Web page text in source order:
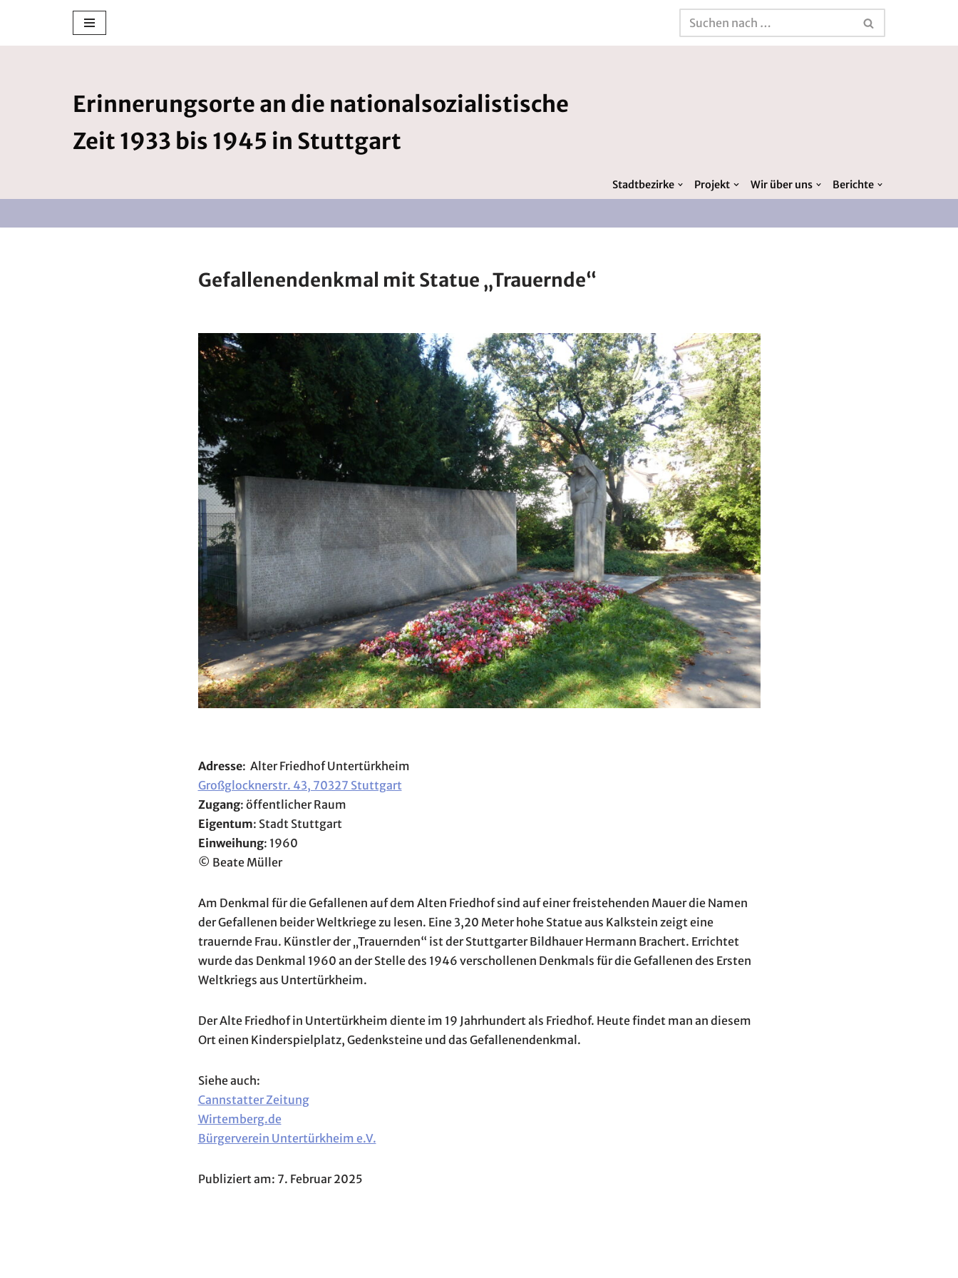
Erinnerungsorte an die nationalsozialistische
Zeit 1933 bis 1945 in Stuttgart
Stadtbezirke Projekt Wir über uns Berichte
Gefallenendenkmal mit Statue „Trauernde“
Adresse: Alter Friedhof Untertürkheim
Großglocknerstr. 43, 70327 Stuttgart
Zugang: öffentlicher Raum
Eigentum: Stadt Stuttgart
Einweihung: 1960
© Beate Müller
Am Denkmal für die Gefallenen auf dem Alten Friedhof sind auf einer freistehenden Mauer die Namen
der Gefallenen beider Weltkriege zu lesen. Eine 3,20 Meter hohe Statue aus Kalkstein zeigt eine
trauernde Frau. Künstler der „Trauernden“ ist der Stuttgarter Bildhauer Hermann Brachert. Errichtet
wurde das Denkmal 1960 an der Stelle des 1946 verschollenen Denkmals für die Gefallenen des Ersten
Weltkriegs aus Untertürkheim.
Der Alte Friedhof in Untertürkheim diente im 19 Jahrhundert als Friedhof. Heute findet man an diesem
Ort einen Kinderspielplatz, Gedenksteine und das Gefallenendenkmal.
Siehe auch:
Cannstatter Zeitung
Wirtemberg.de
Bürgerverein Untertürkheim e.V.
Publiziert am: 7. Februar 2025